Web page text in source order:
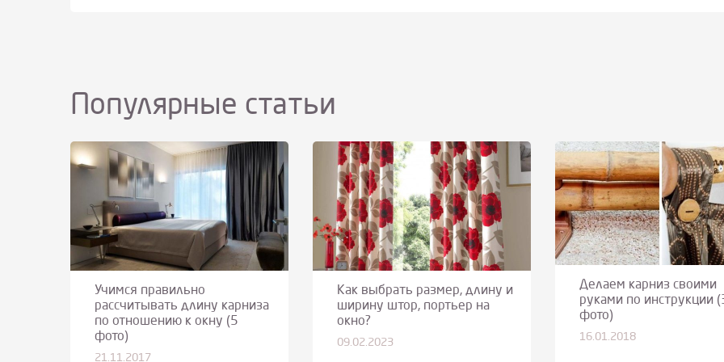
Популярные статьи
Учимся правильно
рассчитывать длину карниза
по отношению к окну (5
фото)
21.11.2017
Как выбрать размер, длину и
ширину штор, портьер на
окно?
09.02.2023
Делаем карниз своими
руками по инструкции
фото)
16.01.2018